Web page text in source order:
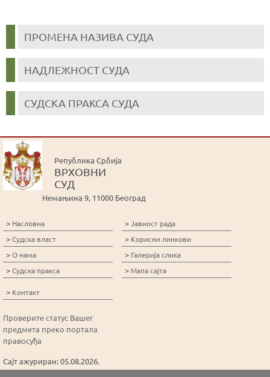
ПРОМЕНА НАЗИВА СУДА
НАДЛЕЖНОСТ СУДА
СУДСКА ПРАКСА СУДА
Република Србија
ВРХОВНИ
СУД
Немањина 9, 11000 Београд
> Насловна
>Судска власт
>О нама
>Судска пракса
>Јавност рада
> Корисни линкови
> Галерија слика
> Мапа сајта
> Контакт
Проверите статус Вашег
предмета преко портала
правосуђа
Сајт ажуриран: 05.08.2026.